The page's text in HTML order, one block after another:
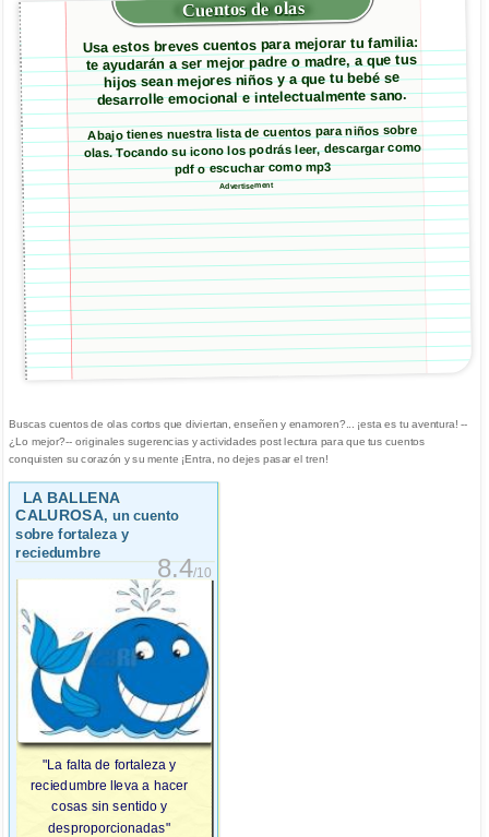
Cuentos de olas
Usa estos breves cuentos para mejorar tu familia:
te ayudarán a ser mejor padre o madre, a que tus
hijos sean mejores niños y a que tu bebé se
desarrolle emocional e intelectualmente sano.
Abajo tienes nuestra lista de cuentos para niños sobre
olas. Tocando su icono los podrás leer, descargar como
pdf o escuchar como mp3
Advertisement
Buscas cuentos de olas cortos que diviertan, enseñen y enamoren?... ¡esta es tu aventura! --
¿Lo mejor?-- originales sugerencias y actividades post lectura para que tus cuentos
conquisten su corazón y su mente ¡Entra, no dejes pasar el tren!
LA BALLENA
CALUROSA, un cuento
sobre fortaleza y
reciedumbre
8.4/10
"La falta de fortaleza y
reciedumbre lleva a hacer
cosas sin sentido y
desproporcionadas"